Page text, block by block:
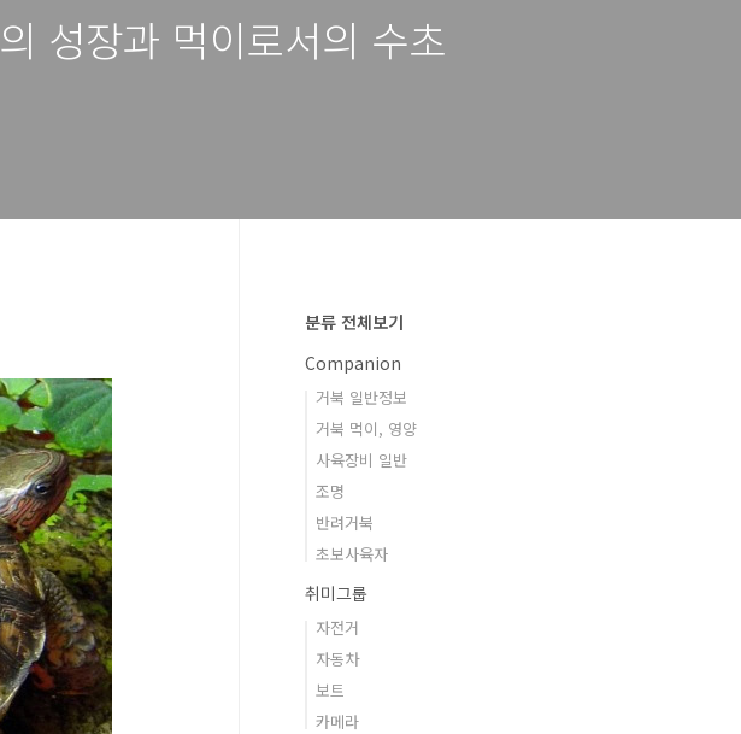
성장과 먹이로서의 수초
분류 전체보기
Companion
거북 일반정보
거북 먹이, 영양
사육장비 일반
조명
반려거북
초보사육자
취미그룹
자전거
자동차
보트
카메라